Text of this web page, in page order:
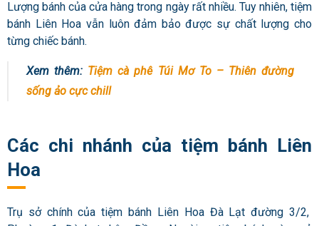
Lượng bánh của cửa hàng trong ngày rất nhiều. Tuy nhiên, tiệm
bánh Liên Hoa vẫn luôn đảm bảo được sự chất lượng cho
từng chiếc bánh.
Xem thêm: Tiệm cà phê Túi Mơ To – Thiên đường
sống ảo cực chill
Các chi nhánh của tiệm bánh Liên
Hoa
Trụ sở chính của tiệm bánh Liên Hoa Đà Lạt đường 3/2,